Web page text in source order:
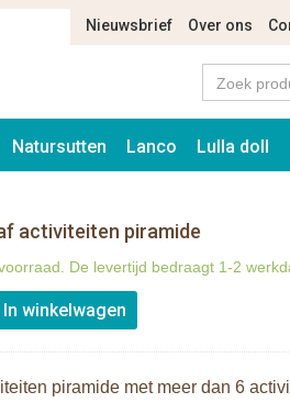
Nieuwsbrief Over ons
Natursutten Lanco Lulla doll
activiteiten piramide
De levertijd bedraagt 1-2
piramide met meer dan 6